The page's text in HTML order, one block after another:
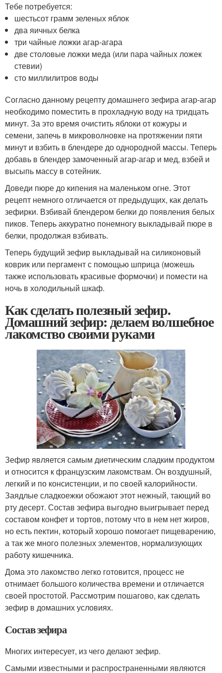
Тебе потребуется:
шестьсот грамм зеленых яблок
два яичных белка
три чайные ложки агар-агара
две столовые ложки меда (или пара чайных ложек
стевии)
сто миллилитров воды
Согласно данному рецепту домашнего зефира агар-агар
необходимо поместить в прохладную воду на тридцать
минут. За это время очистить яблоки от кожуры и
семени, запечь в микроволновке на протяжении пяти
минут и взбить в блендере до однородной массы. Теперь
добавь в блендер замоченный агар-агар и мед, взбей и
высыпь массу в сотейник.
Доведи пюре до кипения на маленьком огне. Этот
рецепт немного отличается от предыдущих, как делать
зефирки. Взбивай блендером белки до появления белых
пиков. Теперь аккуратно понемногу выкладывай пюре в
белки, продолжая взбивать.
Теперь будущий зефир выкладывай на силиконовый
коврик или пергамент с помощью шприца (можешь
также использовать красивые формочки) и помести на
ночь в холодильный шкаф.
Как сделать полезный зефир.
Домашний зефир: делаем волшебное
лакомство своими руками
Зефир является самым диетическим сладким продуктом
и относится к французским лакомствам. Он воздушный,
легкий и по консистенции, и по своей калорийности.
Заядлые сладкоежки обожают этот нежный, тающий во
рту десерт. Состав зефира выгодно выигрывает перед
составом конфет и тортов, потому что в нем нет жиров,
но есть пектин, который хорошо помогает пищеварению,
а так же много полезных элементов, нормализующих
работу кишечника.
Дома это лакомство легко готовится, процесс не
отнимает большого количества времени и отличается
своей простотой. Рассмотрим пошагово, как сделать
зефир в домашних условиях.
Состав зефира
Многих интересует, из чего делают зефир.
Самыми известными и распространенными являются